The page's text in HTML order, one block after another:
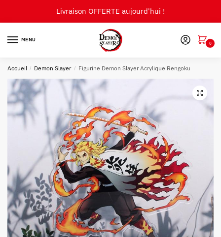
Livraison OFFERTE aujourd'hui !
MENU
0
Accueil / Demon Slayer / Figurine Demon Slayer Acrylique Rengoku
🔍